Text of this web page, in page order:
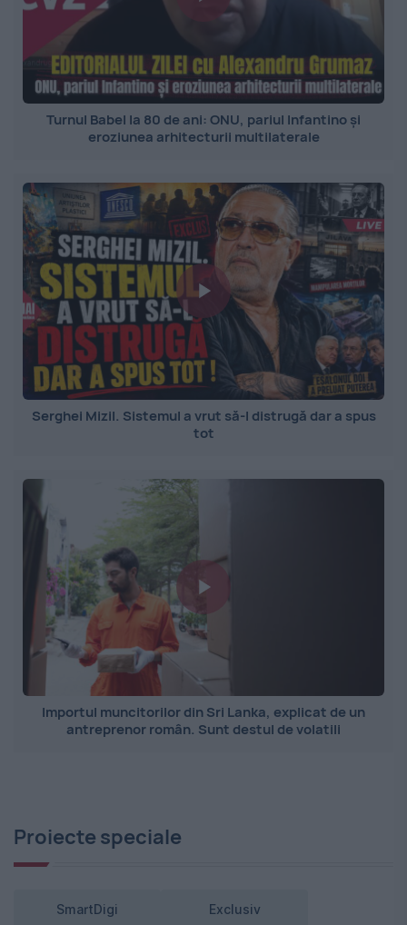
Turnul Babel la 80 de ani: ONU, pariul Infantino și
eroziunea arhitecturii multilaterale
Serghei Mizil. Sistemul a vrut să-l distrugă dar a spus
tot
Importul muncitorilor din Sri Lanka, explicat de un
antreprenor român. Sunt destul de volatili
Proiecte speciale
SmartDigi Exclusiv